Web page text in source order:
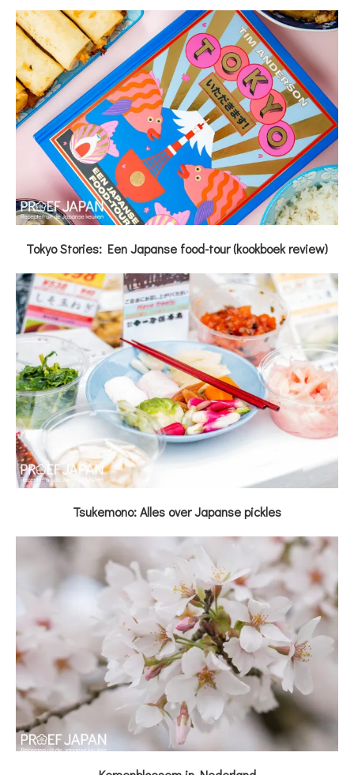
Tokyo Stories: Een Japanse food-tour (kookboek review)
Tsukemono: Alles over Japanse pickles